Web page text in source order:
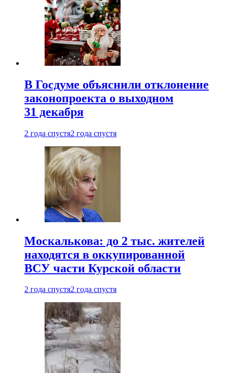
В Госдуме объяснили отклонение
законопроекта о выходном
31 декабря
2 года спустя2 года спустя
Москалькова: до 2 тыс. жителей
находятся в оккупированной
ВСУ части Курской области
2 года спустя2 года спустя